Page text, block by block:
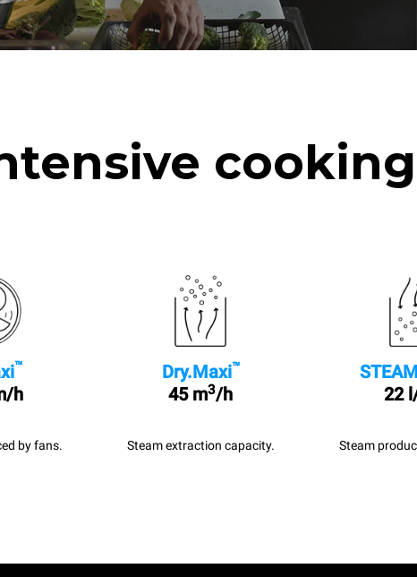
™
h
by fans.
Dry.Maxi™
45 m3/h
Steam extraction capacity.
22
Steam